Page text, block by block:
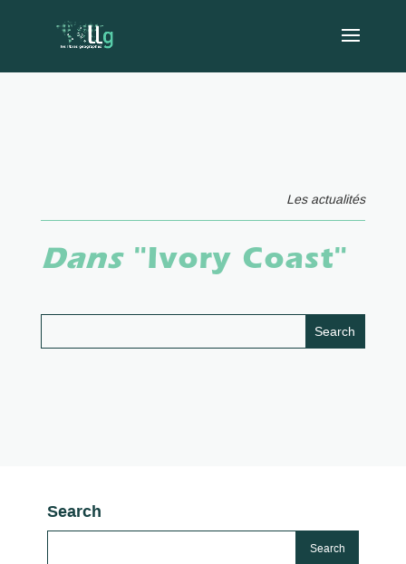
Les actualités
Dans"Ivory Coast"
Search